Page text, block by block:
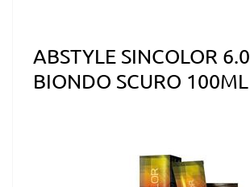
ABSTYLE SINCOLOR 6.0
BIONDO SCURO 100ML